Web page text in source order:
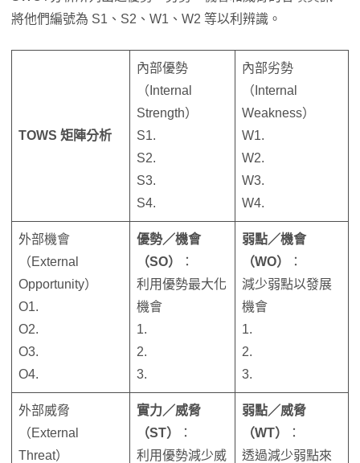
將他們編號為 S1、S2、W1、W2 等以利辨識。
TOWS 矩陣分析
內部優勢
（Internal
Strength）
S1.
S2.
S3.
S4.
內部劣勢
（Internal
Weakness）
W1.
W2.
W3.
W4.
外部機會
（External
Opportunity）
O1.
O2.
O3.
O4.
優勢／機會
（SO）
：
利用優勢最大化
機會
1.
2.
3.
弱點／機會
（WO）
：
減少弱點以發展
機會
1.
2.
3.
外部威脅
（External
Threat）
實力／威脅
（ST）
：
利用優勢減少威
弱點／威脅
（WT）
：
透過減少弱點來